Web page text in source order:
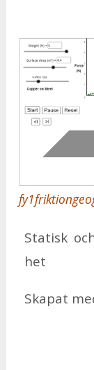
Sta­tisk
het
Ska­pat